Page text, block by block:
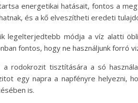
energetikai hatásait, fontos a
és a kő elveszítheti eredeti
legelterjedtebb módja a víz alatti
fontos, hogy ne használjunk forró
rodokrozit tisztítására a só
egy napra a napfényre helyezni,
is.